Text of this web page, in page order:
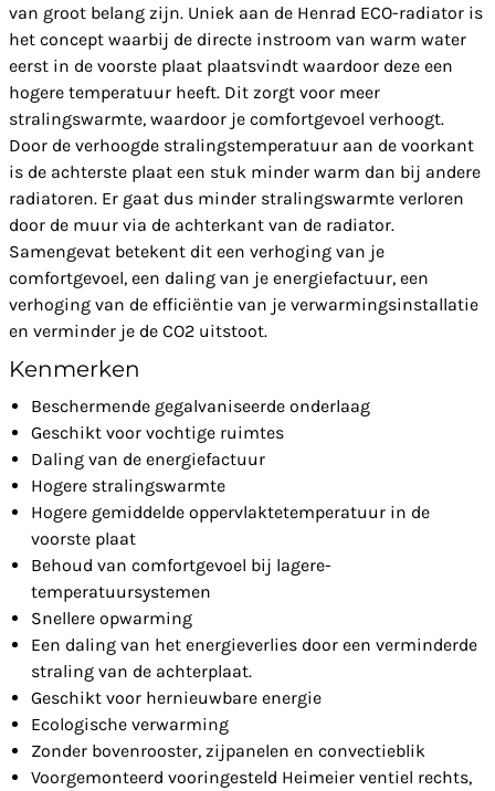
van groot belang zijn. Uniek aan de Henrad ECO-radiator is
het concept waarbij de directe instroom van warm water
eerst in de voorste plaat plaatsvindt waardoor deze een
hogere temperatuur heeft. Dit zorgt voor meer
stralingswarmte, waardoor je comfortgevoel verhoogt.
Door de verhoogde stralingstemperatuur aan de voorkant
is de achterste plaat een stuk minder warm dan bij andere
radiatoren. Er gaat dus minder stralingswarmte verloren
door de muur via de achterkant van de radiator.
Samengevat betekent dit een verhoging van je
comfortgevoel, een daling van je energiefactuur, een
verhoging van de efficiëntie van je verwarmingsinstallatie
en verminder je de CO2 uitstoot.
Kenmerken
Beschermende gegalvaniseerde onderlaag
Geschikt voor vochtige ruimtes
Daling van de energiefactuur
Hogere stralingswarmte
Hogere gemiddelde oppervlaktetemperatuur in de
voorste plaat
Behoud van comfortgevoel bij lagere-
temperatuursystemen
Snellere opwarming
Een daling van het energieverlies door een verminderde
straling van de achterplaat.
Geschikt voor hernieuwbare energie
Ecologische verwarming
Zonder bovenrooster, zijpanelen en convectieblik
Voorgemonteerd vooringesteld Heimeier ventiel rechts,